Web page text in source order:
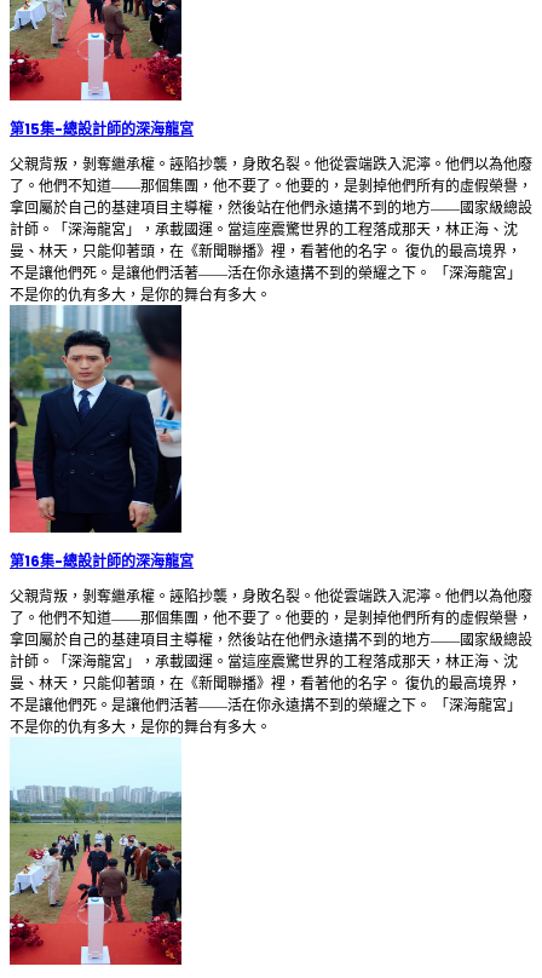
第15集-總設計師的深海龍宮
父親背叛，剝奪繼承權。誣陷抄襲，身敗名裂。他從雲端跌入泥濘。他們以為他廢
了。他們不知道——那個集團，他不要了。他要的，是剝掉他們所有的虛假榮譽，
拿回屬於自己的基建項目主導權，然後站在他們永遠搆不到的地方——國家級總設
計師。「深海龍宮」，承載國運。當這座震驚世界的工程落成那天，林正海、沈
曼、林天，只能仰著頭，在《新聞聯播》裡，看著他的名字。 復仇的最高境界，
不是讓他們死。是讓他們活著——活在你永遠搆不到的榮耀之下。 「深海龍宮」
不是你的仇有多大，是你的舞台有多大。
第16集-總設計師的深海龍宮
父親背叛，剝奪繼承權。誣陷抄襲，身敗名裂。他從雲端跌入泥濘。他們以為他廢
了。他們不知道——那個集團，他不要了。他要的，是剝掉他們所有的虛假榮譽，
拿回屬於自己的基建項目主導權，然後站在他們永遠搆不到的地方——國家級總設
計師。「深海龍宮」，承載國運。當這座震驚世界的工程落成那天，林正海、沈
曼、林天，只能仰著頭，在《新聞聯播》裡，看著他的名字。 復仇的最高境界，
不是讓他們死。是讓他們活著——活在你永遠搆不到的榮耀之下。 「深海龍宮」
不是你的仇有多大，是你的舞台有多大。